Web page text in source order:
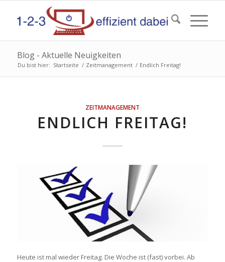
Blog - Aktuelle Neuigkeiten
Du bist hier: Startseite / Zeitmanagement / Endlich Freitag!
ZEITMANAGEMENT
ENDLICH FREITAG!
Heute ist mal wieder Freitag. Die Woche ist (fast) vorbei. Ab